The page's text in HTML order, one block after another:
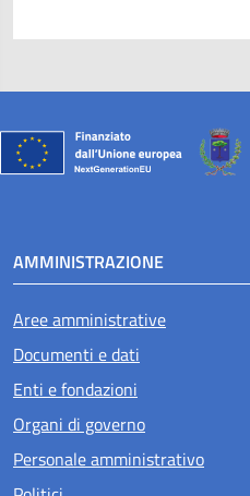
AMMINISTRAZIONE
Aree amministrative
Documenti e dati
Enti e fondazioni
Organi di governo
Personale amministrativo